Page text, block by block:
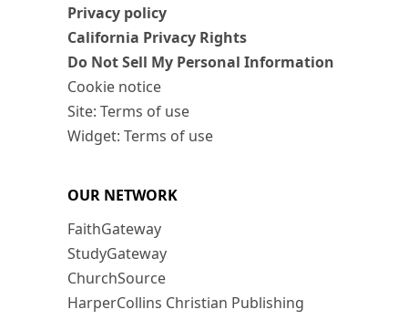
Privacy policy
California Privacy Rights
Do Not Sell My Personal Information
Cookie notice
Site: Terms of use
Widget: Terms of use
OUR NETWORK
FaithGateway
StudyGateway
ChurchSource
HarperCollins Christian Publishing